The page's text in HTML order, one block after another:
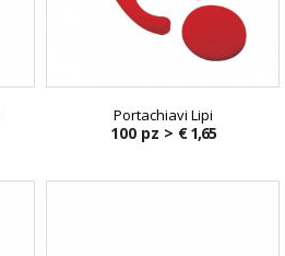
Portachiavi Lipi
100 pz > € 1,65